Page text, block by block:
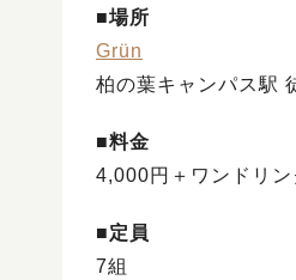
■場所
Grün
柏の葉キャンパス駅
■料金
4,000円＋ワンドリン
■定員
7組